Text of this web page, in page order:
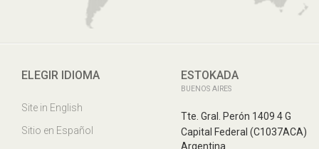
ELEGIR IDIOMA
Site in English
Sitio en Español
ESTOKADA
BUENOS AIRES
Tte. Gral. Perón 1409 4 G
Capital Federal (C1037ACA)
Argentina